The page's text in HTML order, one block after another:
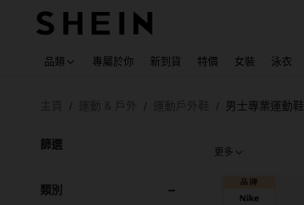
品類 專屬於你 新到貨 特價 女裝 泳衣
/ / / 男士專業運動鞋
篩選
類別
更多